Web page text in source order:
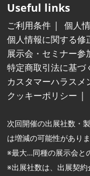
Useful links
ご利用条件
個人
個人情報に関する修
展示会・セミナー参
特定商取引法に基づ
カスタマーハラス
クッキーポリシー
次回開催の出展社数・
は増減の可能性がありま
※最大…同種の展示会と
※出展社数は、出展契